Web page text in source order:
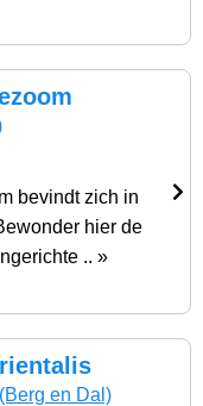
bevindt zich in
hier de
.. »
(Berg en Dal)